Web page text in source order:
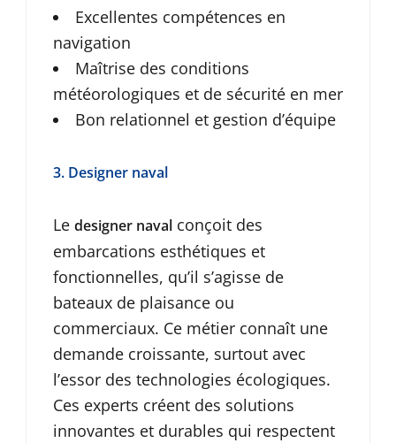
Excellentes compétences en
navigation
Maîtrise des conditions
météorologiques et de sécurité en mer
Bon relationnel et gestion d’équipe
3. Designer naval
Le designer naval conçoit des
embarcations esthétiques et
fonctionnelles, qu’il s’agisse de
bateaux de plaisance ou
commerciaux. Ce métier connaît une
demande croissante, surtout avec
l’essor des technologies écologiques.
Ces experts créent des solutions
innovantes et durables qui respectent